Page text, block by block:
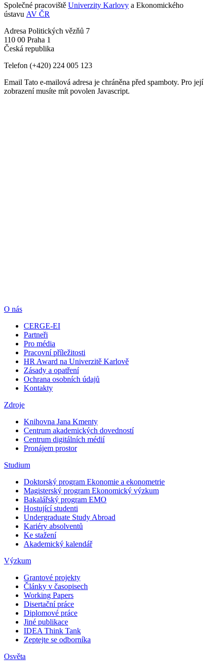
Společné pracoviště Univerzity Karlovy a Ekonomického
ústavu AV ČR
Adresa Politických vězňů 7
110 00 Praha 1
Česká republika
Telefon (+420) 224 005 123
Email Tato e-mailová adresa je chráněna před spamboty. Pro její
zobrazení musíte mít povolen Javascript.
O nás
CERGE-EI
Partneři
Pro média
Pracovní příležitosti
HR Award na Univerzitě Karlově
Zásady a opatření
Ochrana osobních údajů
Kontakty
Zdroje
Knihovna Jana Kmenty
Centrum akademických dovedností
Centrum digitálních médií
Pronájem prostor
Studium
Doktorský program Ekonomie a ekonometrie
Magisterský program Ekonomický výzkum
Bakalářský program EMO
Hostující studenti
Undergraduate Study Abroad
Kariéry absolventů
Ke stažení
Akademický kalendář
Výzkum
Grantové projekty
Články v časopisech
Working Papers
Disertační práce
Diplomové práce
Jiné publikace
IDEA Think Tank
Zeptejte se odborníka
Osvěta